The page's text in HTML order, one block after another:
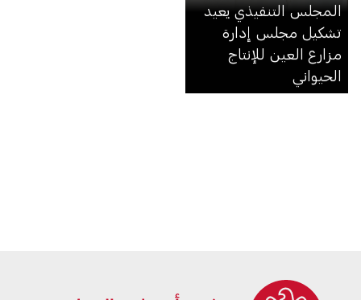
المجلس التنفيذي يعيد
تشكيل مجلس إدارة
مزارع العين للإنتاج
الحيواني